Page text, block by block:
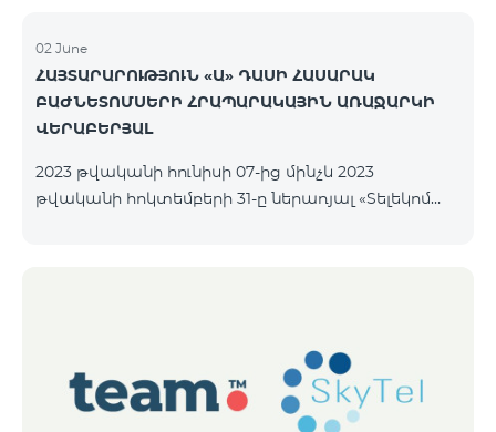
02 June
ՀԱՅՏԱՐԱՐՈՒԹՅՈՒՆ «Ա» ԴԱՍԻ ՀԱՍԱՐԱԿ
ԲԱԺՆԵՏՈՄՍԵՐԻ ՀՐԱՊԱՐԱԿԱՅԻՆ ԱՌԱՋԱՐԿԻ
ՎԵՐԱԲԵՐՅԱԼ
2023 թվականի հունիսի 07-ից մինչև 2023
թվականի հոկտեմբերի 31-ը ներառյալ «Տելեկոմ
«Ա» դասի հասարակ բաժնետոմսեր ՔԱՆԱԿԸ
40,000,000 հատ ՄԵԿ ԲԱԺՆԵՏՈՄՍԻ ԳԻՆԸ 206 ՀՀ
դրամ ՏԵՂԱԲԱՇԽՄԱՆ ԸՆԴՀԱՆՈՒՐ ԾԱՎԱԼԸ